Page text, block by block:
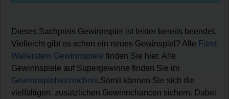
Dieses Sachpreis Gewinnspiel ist leider bereits beendet.
Vielleicht gibt es schon ein neues Gewinspiel? Alle Fürst
Wallerstein Gewinnspiele finden Sie hier. Alle
Gewinnspiele auf Supergewinne finden Sie im
Gewinnspielverzeichnis.Somit können Sie sich die
vielfältigen, zusätzlichen Gewinnchancen sichern. Dabei